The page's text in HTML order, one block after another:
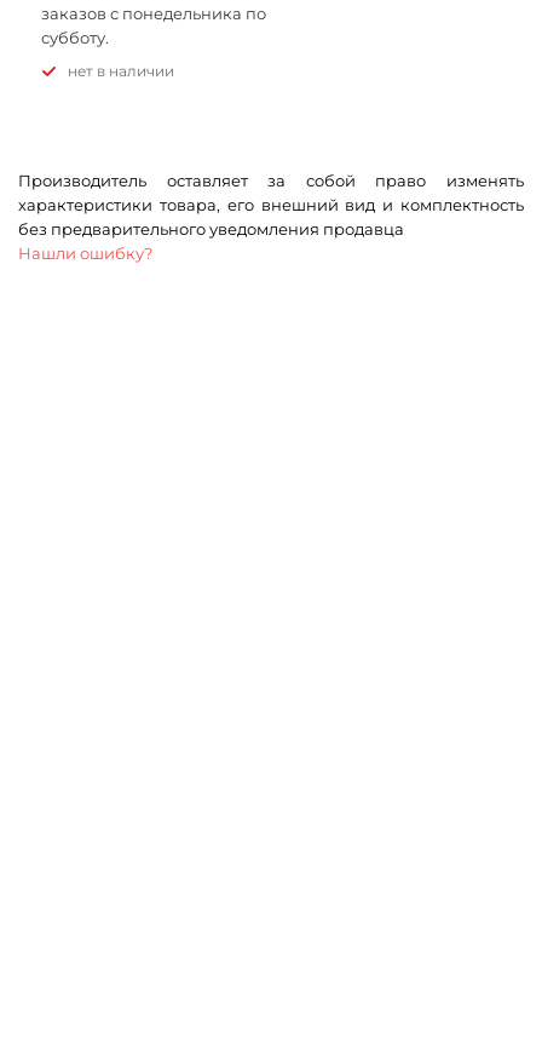
заказов с понедельника по
субботу.
Нет в наличии
Производитель оставляет за собой право изменять
характеристики товара, его внешний вид и комплектность
без предварительного уведомления продавца
Нашли ошибку?